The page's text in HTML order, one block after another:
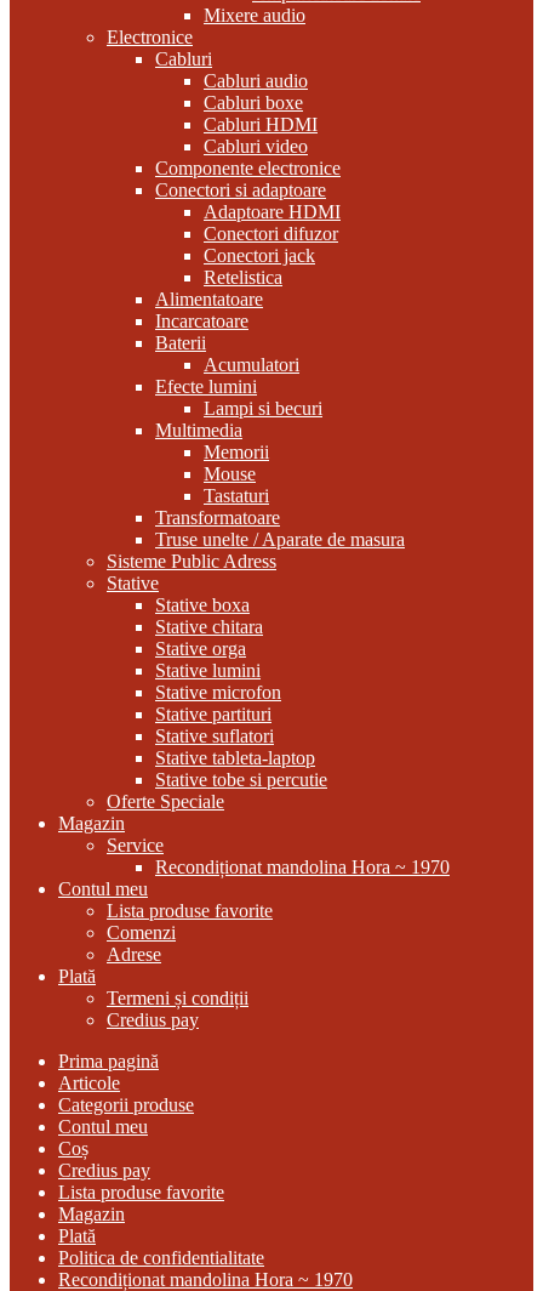
Mixere audio
Electronice
Cabluri
Cabluri audio
Cabluri boxe
Cabluri HDMI
Cabluri video
Componente electronice
Conectori si adaptoare
Adaptoare HDMI
Conectori difuzor
Conectori jack
Retelistica
Alimentatoare
Incarcatoare
Baterii
Acumulatori
Efecte lumini
Lampi si becuri
Multimedia
Memorii
Mouse
Tastaturi
Transformatoare
Truse unelte / Aparate de masura
Sisteme Public Adress
Stative
Stative boxa
Stative chitara
Stative orga
Stative lumini
Stative microfon
Stative partituri
Stative suflatori
Stative tableta-laptop
Stative tobe si percutie
Oferte Speciale
Magazin
Service
Recondiționat mandolina Hora ~ 1970
Contul meu
Lista produse favorite
Comenzi
Adrese
Plată
Termeni și condiții
Credius pay
Prima pagină
Articole
Categorii produse
Contul meu
Coș
Credius pay
Lista produse favorite
Magazin
Plată
Politica de confidentialitate
Recondiționat mandolina Hora ~ 1970